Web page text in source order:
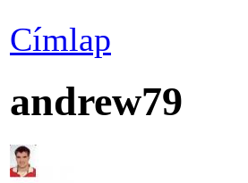
Címlap
andrew79